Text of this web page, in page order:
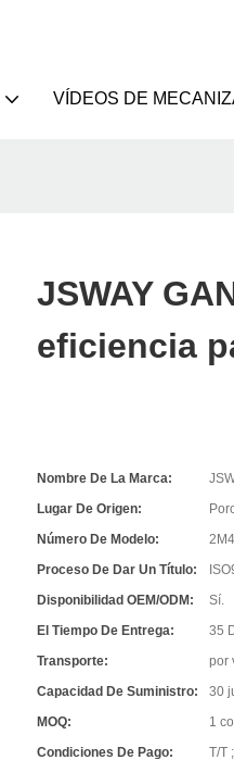
VÍDEOS DE
JSWAY
eficiencia
Nombre De La Marca:
Lugar De Origen:
Número De Modelo:
Proceso De Dar Un Título:
Disponibilidad OEM/ODM:
Sí.
El Tiempo De Entrega:
35
Transporte:
por
Capacidad De Suministro:
30
MOQ:
1
Condiciones De Pago:
T/T